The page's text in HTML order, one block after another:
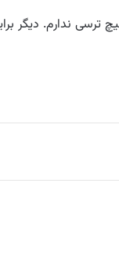
ترسی ندارم. دیگر